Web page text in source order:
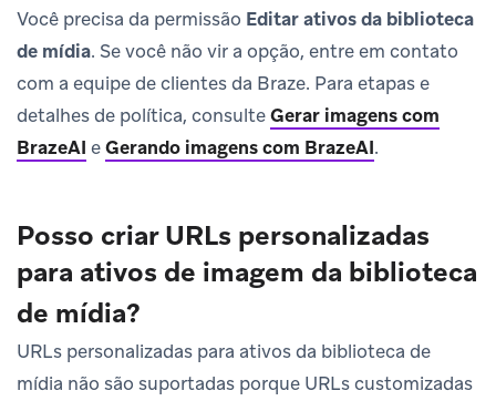
Você precisa da permissão Editar ativos da biblioteca
de mídia. Se você não vir a opção, entre em contato
com a equipe de clientes da Braze. Para etapas e
detalhes de política, consulteGerar imagens com
BrazeAI eGerando imagens com BrazeAI.
Posso criar URLs personalizadas
para ativos de imagem da biblioteca
de mídia?
URLs personalizadas para ativos da biblioteca de
mídia não são suportadas porque URLs customizadas